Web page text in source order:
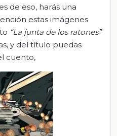
de eso, harás una
estas imágenes
“La junta de los ratones”
y del título puedas
cuento,